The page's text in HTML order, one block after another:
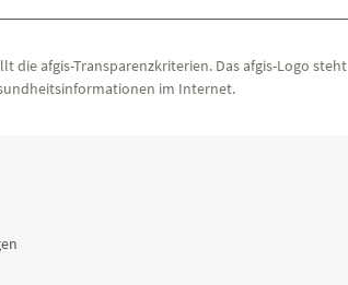
die afgis-Transparenzkriterien. Das afgis-Logo steht
im Internet.